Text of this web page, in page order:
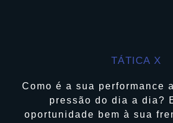
TÁTICA X
Como é a sua performance
pressão do dia a dia?
oportunidade bem à sua